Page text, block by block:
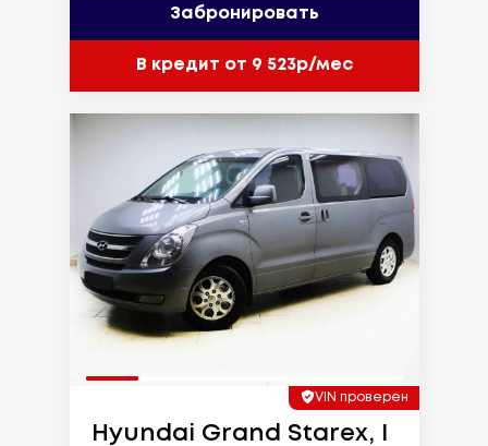
Забронировать
В кредит от 9 523р/мес
VIN проверен
Hyundai Grand Starex, I